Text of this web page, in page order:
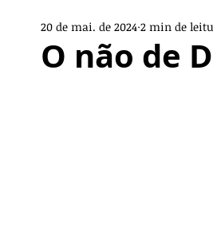
O não de
20 de mai. de 2024 2 min de